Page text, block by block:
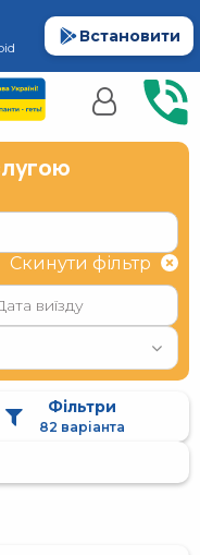
Встановити
Скинути фільтр
Фільтри
82 варіанта